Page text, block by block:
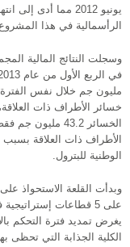
يونيو 2012 مما
الرأسمالية في هذا
مليون جم خلال نفس
الخسائر 43.2
الأطراف ذات العلاقة
الوطنية للبترول.
على 5 قطاعات
يغرض تمديد فترة التحكم
الكلية الجذابة التي